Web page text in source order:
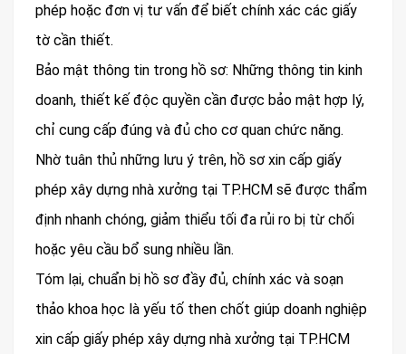
phép hoặc đơn vị tư vấn để biết chính xác các giấy
tờ cần thiết.
Bảo mật thông tin trong hồ sơ: Những thông tin kinh
doanh, thiết kế độc quyền cần được bảo mật hợp lý,
chỉ cung cấp đúng và đủ cho cơ quan chức năng.
Nhờ tuân thủ những lưu ý trên, hồ sơ xin cấp giấy
phép xây dựng nhà xưởng tại TP.HCM sẽ được thẩm
định nhanh chóng, giảm thiểu tối đa rủi ro bị từ chối
hoặc yêu cầu bổ sung nhiều lần.
Tóm lại, chuẩn bị hồ sơ đầy đủ, chính xác và soạn
thảo khoa học là yếu tố then chốt giúp doanh nghiệp
xin cấp giấy phép xây dựng nhà xưởng tại TP.HCM